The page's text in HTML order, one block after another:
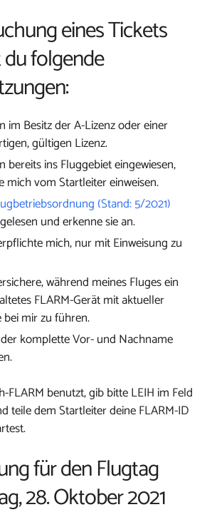
eines Tickets
folgende
im Besitz der A-Lizenz oder einer
gültigen Lizenz.
bereits ins Fluggebiet eingewiesen,
mich vom Startleiter einweisen.
(Stand: 5/2021)
und erkenne sie an.
mich, nur mit Einweisung zu
während meines Fluges ein
FLARM-Gerät mit aktueller
bei mir zu führen.
komplette Vor- und Nachname
FLARM benutzt, gib bitte LEIH im Feld
teile dem Startleiter deine FLARM-ID
für den Flugtag
28. Oktober 2021